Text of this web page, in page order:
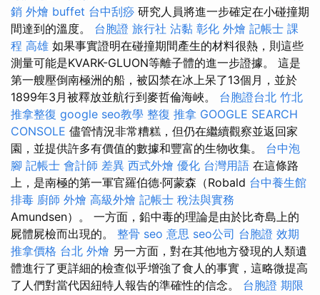
銷 外燴 buffet 台中刮痧 研究人員將進一步確定在小碰撞期
間達到的溫度。 台胞證 旅行社 沾黏 彰化 外燴 記帳士 課
程 高雄 如果事實證明在碰撞期間產生的材料很熱，則這些
測量可能是KVARK-GLUON等離子體的進一步證據。 這是
第一艘壓倒南極洲的船，被囚禁在冰上呆了13個月，並於
1899年3月被釋放並航行到麥哲倫海峽。 台胞證台北 竹北
推拿整復 google seo教學 整復 推拿 GOOGLE SEARCH
CONSOLE 儘管情況非常糟糕，但仍在繼續觀察並返回家
園，並提供許多有價值的數據和豐富的生物收集。 台中泡
腳 記帳士 會計師 差異 西式外燴 優化 台灣用語 在這條路
上，是南極的第一軍官羅伯德·阿蒙森（Robald 台中養生館
排毒 廚師 外燴 高級外燴 記帳士 稅法與實務
Amundsen）。 一方面，鉛中毒的理論是由於比奇島上的
屍體屍檢而出現的。 整骨 seo 意思 seo公司 台胞證 效期
推拿價格 台北 外燴 另一方面，對在其他地方發現的人類遺
體進行了更詳細的檢查似乎增強了食人的事實，這略微提高
了人們對當代因紐特人報告的準確性的信念。 台胞證 期限